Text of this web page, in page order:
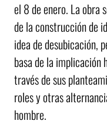
el 8 de enero. La obra
de la construcción de
idea de desubicación,
basa de la implicación
través de sus
roles y otras
hombre.